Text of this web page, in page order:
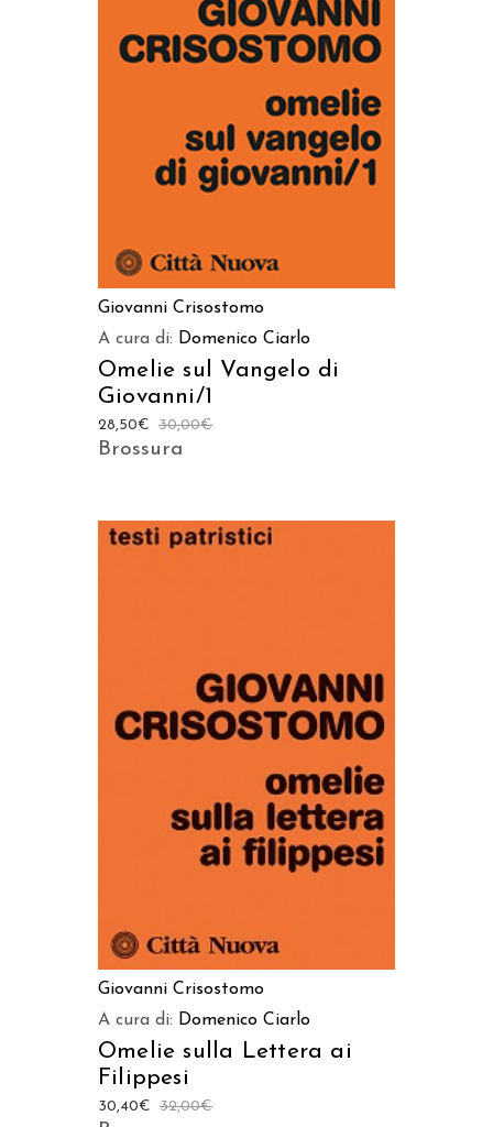
AGGIUNGI AL CARRELLO
Giovanni Crisostomo
A cura di: Domenico Ciarlo
Omelie sul Vangelo di
Giovanni/1
30,00€
28,50€
Brossura
AGGIUNGI AL CARRELLO
Giovanni Crisostomo
A cura di: Domenico Ciarlo
Omelie sulla Lettera ai
Filippesi
32,00€
30,40€